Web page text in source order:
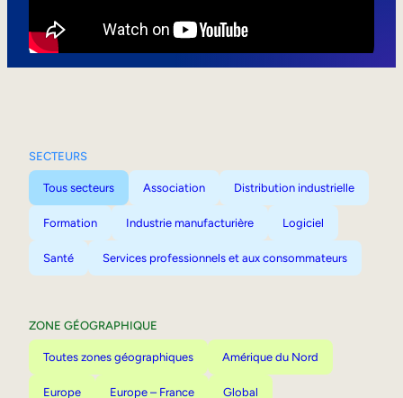
SECTEURS
Tous secteurs Association Distribution industrielle
Formation Industrie manufacturière Logiciel
Santé Services professionnels et aux consommateurs
ZONE GÉOGRAPHIQUE
Toutes zones géographiques Amérique du Nord
Europe Europe – France Global